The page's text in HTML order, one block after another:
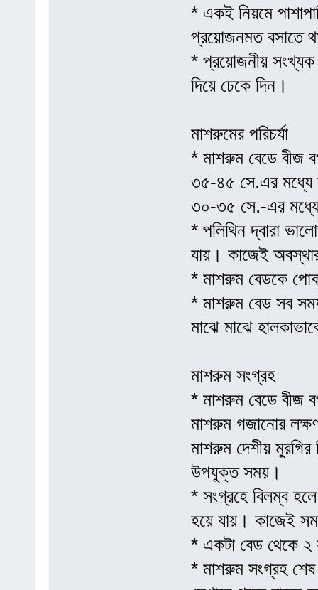
* একই নিয়মে
প্রয়োজনমত বসাতে
* প্রয়োজনীয় সংখ্যক
দিয়ে ঢেকে দিন।
মাশরুমের পরিচর্যা
* মাশরুম বেডে বীজ
৩৫-৪৫ সে.এর মধ্যে
৩০-৩৫ সে.-এর
* পলিথিন দ্বারা
যায়। কাজেই
* মাশরুম বেডকে
* মাশরুম বেড সব
মাঝে মাঝে
মাশরুম সংগ্রহ
* মাশরুম বেডে বীজ
মাশরুম গজানোর
মাশরুম দেশীয়
উপযুক্ত সময়।
* সংগ্রহে বিলম্ব
হয়ে যায়। কাজেই
* একটা বেড থেকে ২
* মাশরুম সংগ্রহ শেষ